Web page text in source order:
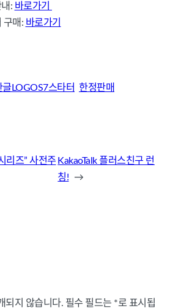
: 바로가기
구매: 바로가기
글LOGOS7스타터 한정판매
리즈” 사전주 KakaoTalk 플러스친구 런
칭!
→
되지 않습니다. 필수 필드는 *로 표시됩